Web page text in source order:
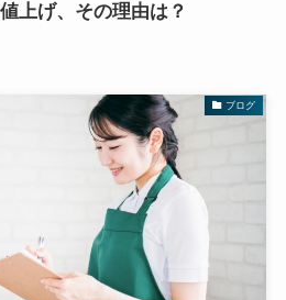
上げ、その理由は？
ブログ